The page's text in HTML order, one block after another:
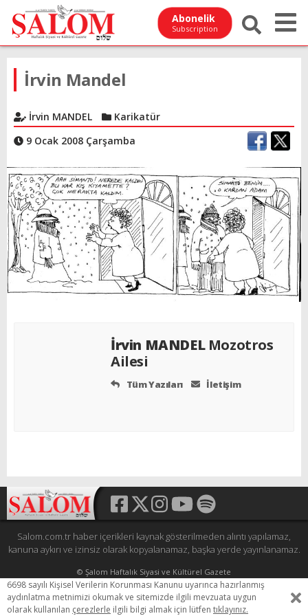
Abonelik
Subscription
İrvin Mandel
İrvin MANDEL
Karikatür
9 Ocak 2008 Çarşamba
İrvin MANDEL Mozotros
Ailesi
Tüm Yazıları İletişim
Salom.com.tr haber içerikleri kaynak gösterilmeden alıntı yapılamaz,
kanuna aykırı ve izinsiz olarak kopyalanamaz, başka yerde yayınlanamaz.
© Şalom Haftalık Siyasi ve Kültürel Gazete
Tüm hakları saklıdır.
HEWESO
6698 sayılı Kişisel Verilerin Korunması Kanunu uyarınca hazırlanmış
aydınlatma metnimizi okumak ve sitemizde ilgili mevzuata uygun
olarak kullanılan çerezlerle ilgili bilgi almak için lütfen tıklayınız.